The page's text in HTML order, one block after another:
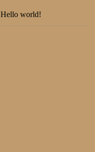
Hello world!